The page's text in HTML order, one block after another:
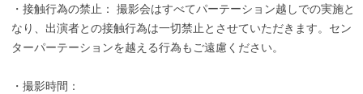
・接触行為の禁止： 撮影会はすべてパーテーション越しでの実施と
なり、出演者との接触行為は一切禁止とさせていただきます。セン
ターパーテーションを越える行為もご遠慮ください。
・撮影時間：